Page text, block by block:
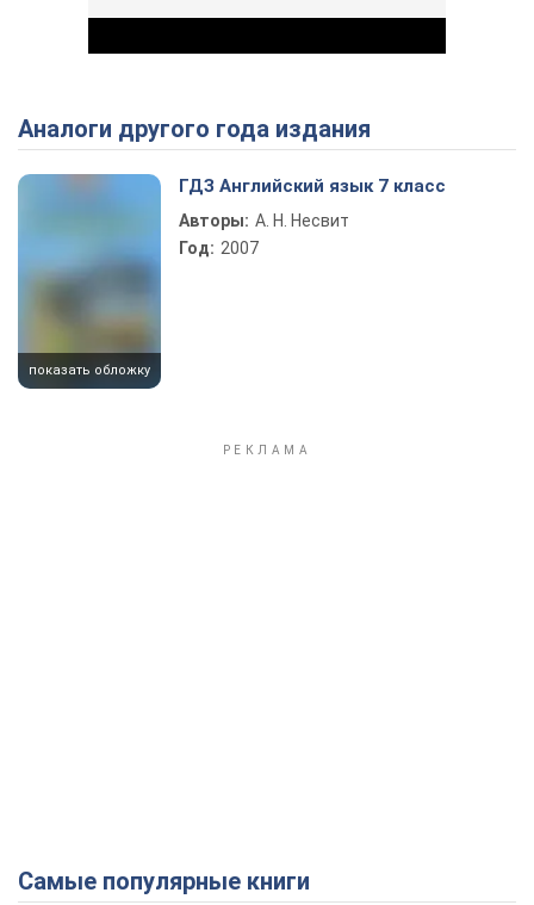
Play Video
Аналоги другого года издания
показать обложку
ГДЗ Английский язык 7 класс
Авторы: А. Н. Несвит
Год: 2007
Самые популярные книги